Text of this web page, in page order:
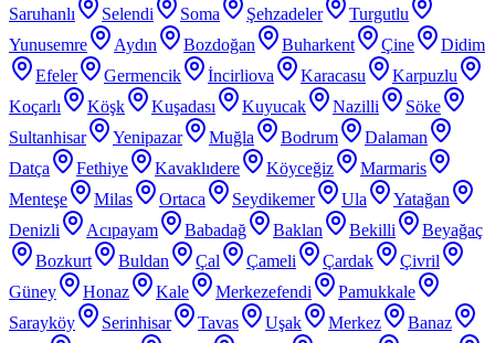
Saruhanlı
Selendi Soma Şehzadeler
Turgutlu
Yunusemre
Aydın Bozdoğan Buharkent Çine
Didim
Efeler
Germencik İncirliova Karacasu
Karpuzlu
Koçarlı
Köşk Kuşadası Kuyucak Nazilli
Söke
Sultanhisar
Yenipazar Muğla Bodrum
Dalaman
Datça
Fethiye Kavaklıdere Köyceğiz
Marmaris
Menteşe
Milas Ortaca Seydikemer Ula
Yatağan
Denizli
Acıpayam Babadağ Baklan Bekilli
Beyağaç
Bozkurt
Buldan Çal Çameli Çardak
Çivril
Güney
Honaz Kale Merkezefendi
Pamukkale
Sarayköy
Serinhisar Tavas Uşak Merkez
Banaz